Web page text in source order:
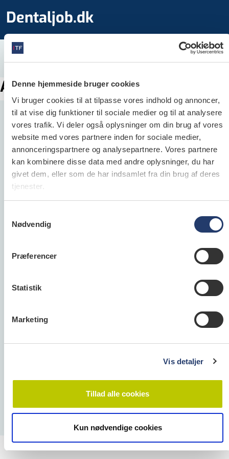
Denne hjemmeside bruger cookies
Vi bruger cookies til at tilpasse vores indhold og annoncer,
til at vise dig funktioner til sociale medier og til at analysere
vores trafik. Vi deler også oplysninger om din brug af vores
website med vores partnere inden for sociale medier,
annonceringspartnere og analysepartnere. Vores partnere
kan kombinere disse data med andre oplysninger, du har
givet dem, eller som de har indsamlet fra din brug af deres
tjenester.
Nødvendig
Præferencer
Statistik
Marketing
Vis detaljer
Tillad alle cookies
Kun nødvendige cookies
Dentaljob.dk
Annoncen kunne ikke findes
Dentaljob.dk
Dentaljob.dk er Danmarks største jobportal for
alle ansatte inden for dental­verdenen og
henvender sig både til folk, der søger job samt til
1256 København K
E-mail:info@tandlaegeforeningen.dk